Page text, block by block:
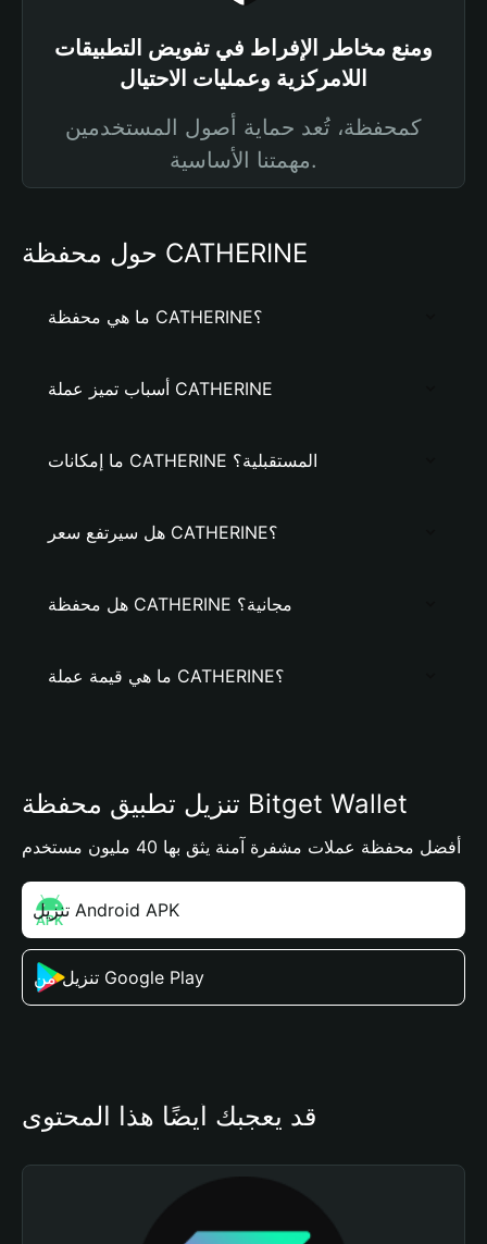
ومنع مخاطر الإفراط في تفويض التطبيقات
اللامركزية وعمليات الاحتيال
كمحفظة، تُعد حماية أصول المستخدمين
مهمتنا الأساسية.
حول محفظة CATHERINE
ما هي محفظة CATHERINE؟
أسباب تميز عملة CATHERINE
ما إمكانات CATHERINE المستقبلية؟
هل سيرتفع سعر CATHERINE؟
هل محفظة CATHERINE مجانية؟
ما هي قيمة عملة CATHERINE؟
تنزيل تطبيق محفظة Bitget Wallet
أفضل محفظة عملات مشفرة آمنة يثق بها 40 مليون مستخدم
تنزيل Android APK
تنزيل من Google Play
قد يعجبك أيضًا هذا المحتوى